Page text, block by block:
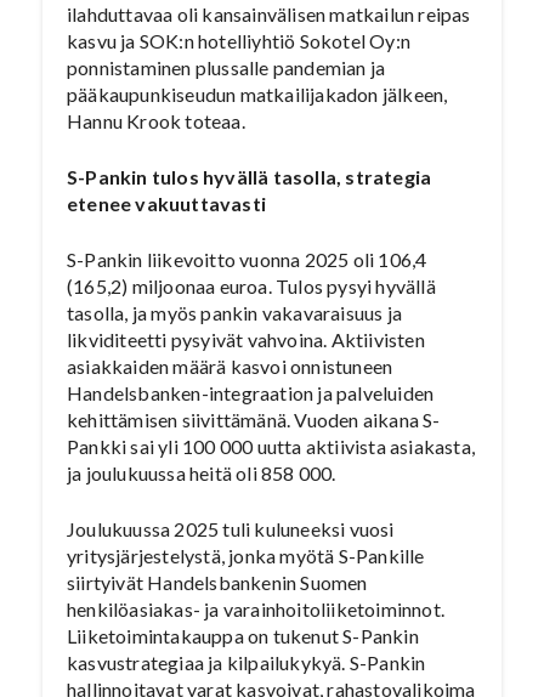
ilahduttavaa oli kansainvälisen matkailun reipas
kasvu ja SOK:n hotelliyhtiö Sokotel Oy:n
ponnistaminen plussalle pandemian ja
pääkaupunkiseudun matkailijakadon jälkeen,
Hannu Krook toteaa.
S-Pankin tulos hyvällä tasolla, strategia
etenee vakuuttavasti
S-Pankin liikevoitto vuonna 2025 oli 106,4
(165,2) miljoonaa euroa. Tulos pysyi hyvällä
tasolla, ja myös pankin vakavaraisuus ja
likviditeetti pysyivät vahvoina. Aktiivisten
asiakkaiden määrä kasvoi onnistuneen
Handelsbanken-integraation ja palveluiden
kehittämisen siivittämänä. Vuoden aikana S-
Pankki sai yli 100 000 uutta aktiivista asiakasta,
ja joulukuussa heitä oli 858 000.
Joulukuussa 2025 tuli kuluneeksi vuosi
yritysjärjestelystä, jonka myötä S-Pankille
siirtyivät Handelsbankenin Suomen
henkilöasiakas- ja varainhoitoliiketoiminnot.
Liiketoimintakauppa on tukenut S-Pankin
kasvustrategiaa ja kilpailukykyä. S-Pankin
hallinnoitavat varat kasvoivat, rahastovalikoima